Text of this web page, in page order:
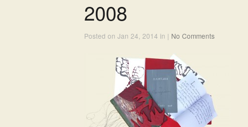
2008
Posted on Jan 24, 2014 in | No Comments